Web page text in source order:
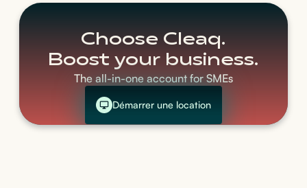
Choose Cleaq.
Boost your business.
The all-in-one account for SMEs
Démarrer une location